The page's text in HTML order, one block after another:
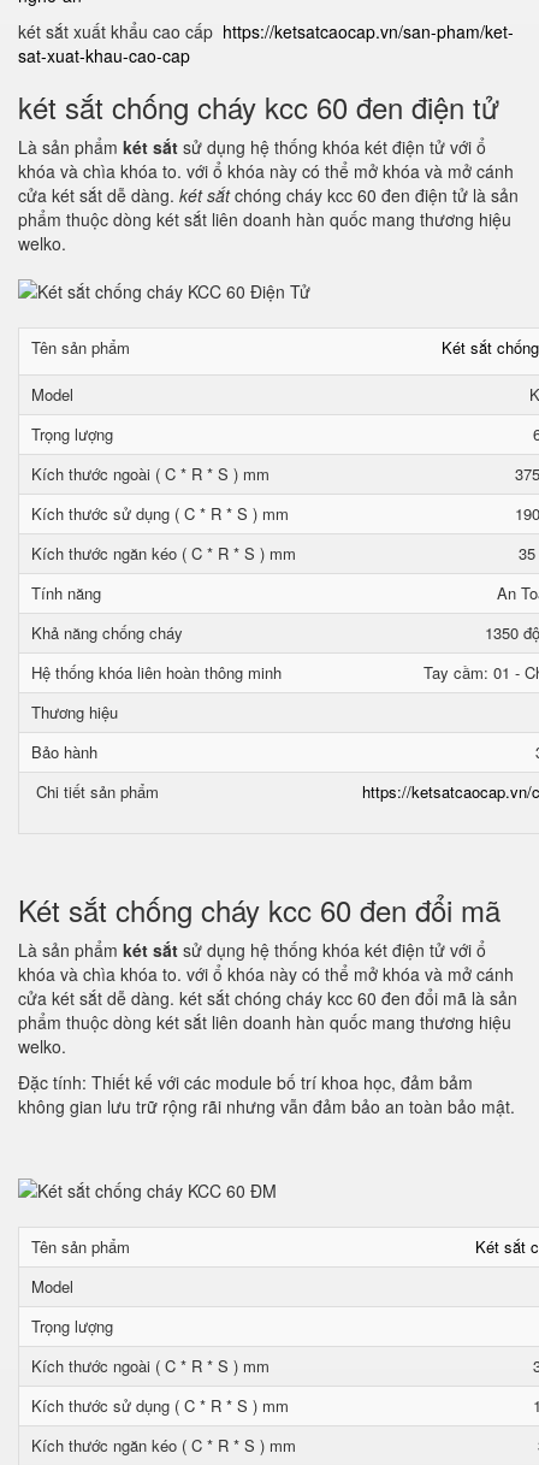
két sắt xuất khẩu cao cấp https://ketsatcaocap.vn/san-pham/ket-
sat-xuat-khau-cao-cap
két sắt chống cháy kcc 60 đen điện tử
Là sản phẩm két sắt sử dụng hệ thống khóa két điện tử với ổ
khóa và chìa khóa to. với ổ khóa này có thể mở khóa và mở cánh
cửa két sắt dễ dàng. két sắtchóng cháy kcc 60 đen điện tử là sản
phẩm thuộc dòng két sắt liên doanh hàn quốc mang thương hiệu
welko.
Tên sản phẩm Két sắt
Model
Trọng lượng
Kích thước ngoài ( C * R * S ) mm
Kích thước sử dụng ( C * R * S ) mm
Kích thước ngăn kéo ( C * R * S ) mm
Tính năng
An
Khả năng chống cháy
1350
Hệ thống khóa liên hoàn thông minh
Tay cầm: 01 -
Thương hiệu
Bảo hành
Chi tiết sản phẩm
https://ketsatcaocap.vn/
Két sắt chống cháy kcc 60 đen đổi mã
Là sản phẩm két sắt sử dụng hệ thống khóa két điện tử với ổ
khóa và chìa khóa to. với ổ khóa này có thể mở khóa và mở cánh
cửa két sắt dễ dàng. két sắt chóng cháy kcc 60 đen đổi mã là sản
phẩm thuộc dòng két sắt liên doanh hàn quốc mang thương hiệu
welko.
Đặc tính: Thiết kế với các module bố trí khoa học, đảm bảm
không gian lưu trữ rộng rãi nhưng vẫn đảm bảo an toàn bảo mật.
Tên sản phẩm
Két sắt
Model
Trọng lượng
Kích thước ngoài ( C * R * S ) mm
Kích thước sử dụng ( C * R * S ) mm
Kích thước ngăn kéo ( C * R * S ) mm